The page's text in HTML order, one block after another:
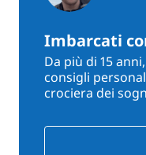
Imbarcati
Da più di 15
consigli
crociera dei